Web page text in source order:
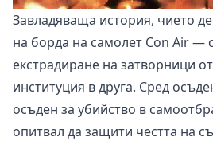
Завладяваща история, чието
на борда на самолет Con Air —
екстрадиране на затворници
институция в друга. Сред
осъден за убийство в
опитвал да защити честта на